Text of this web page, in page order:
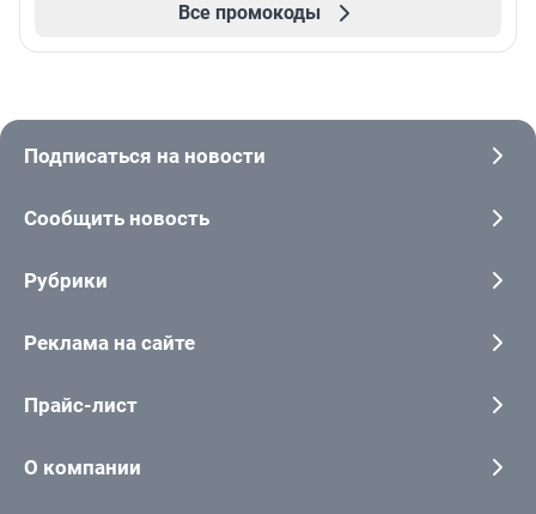
Все промокоды
Подписаться на новости
Сообщить новость
Рубрики
Реклама на сайте
Прайс-лист
О компании